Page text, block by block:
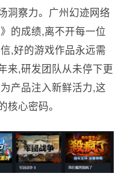
洞察力。广州幻迹网络
的成绩,离不开每一位
,好的游戏作品永远需
来,研发团队从未停下更
产品注入新鲜活力,这
核心密码。